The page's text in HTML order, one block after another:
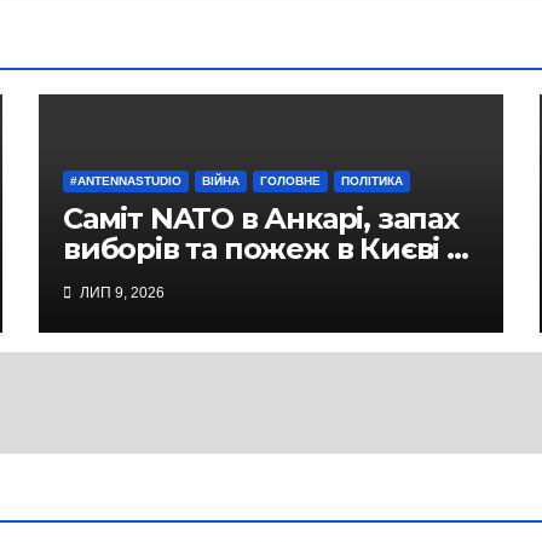
#ANTENNASTUDIO ВІЙНА ГОЛОВНЕ ПОЛІТИКА
Саміт NATO в Анкарі, запах
виборів та пожеж в Києві —
студія Антени, політичний
експерт Руслан Бізяєв
ЛИП 9, 2026